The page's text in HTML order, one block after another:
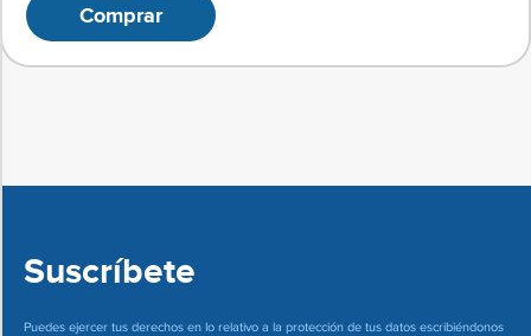
Comprar
Suscríbete
Puedes ejercer tus derechos en lo relativo a la protección de tus datos escribiéndonos